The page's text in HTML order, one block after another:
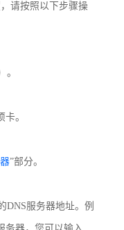
请按照以下步骤操
。
。
”部分。
DNS服务器地址。例